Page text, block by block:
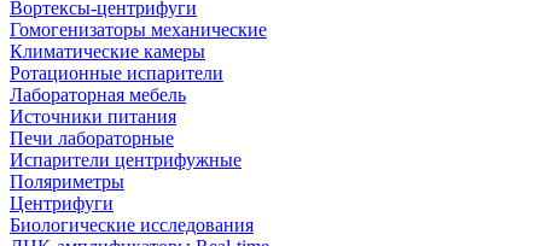
Вортексы-центрифуги
Гомогенизаторы механические
Климатические камеры
Ротационные испарители
Лабораторная мебель
Источники питания
Печи лабораторные
Испарители центрифужные
Поляриметры
Центрифуги
Биологические исследования